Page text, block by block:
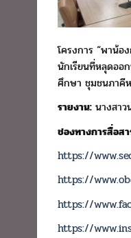
โครงการ “พาน้อ
นักเรียนที่หลุดออ
ศึกษา ชุมชนภาคี
รายงาน: นางสา
ช่องทางการสื่อส
https://
https://
https://
https://